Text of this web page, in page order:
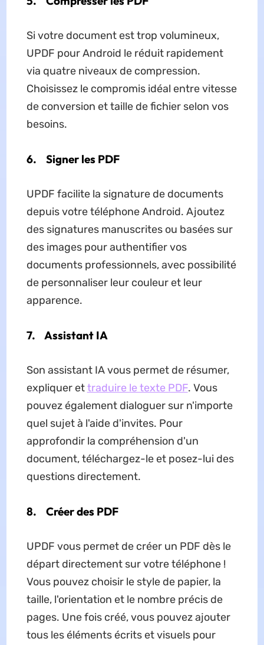
Si votre document est trop volumineux,
UPDF pour Android le réduit rapidement
via quatre niveaux de compression.
Choisissez le compromis idéal entre vitesse
de conversion et taille de fichier selon vos
besoins.
6. Signer les PDF
UPDF facilite la signature de documents
depuis votre téléphone Android. Ajoutez
des signatures manuscrites ou basées sur
des images pour authentifier vos
documents professionnels, avec possibilité
de personnaliser leur couleur et leur
apparence.
7. Assistant IA
Son assistant IA vous permet de résumer,
expliquer ettraduire le texte PDF. Vous
pouvez également dialoguer sur n'importe
quel sujet à l'aide d'invites. Pour
approfondir la compréhension d'un
document, téléchargez-le et posez-lui des
questions directement.
8. Créer des PDF
UPDF vous permet de créer un PDF dès le
départ directement sur votre téléphone !
Vous pouvez choisir le style de papier, la
taille, l'orientation et le nombre précis de
pages. Une fois créé, vous pouvez ajouter
tous les éléments écrits et visuels pour